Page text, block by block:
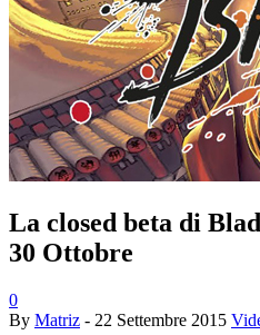
La closed beta di
30 Ottobre
0
By Matriz - 22 Settembre 2015